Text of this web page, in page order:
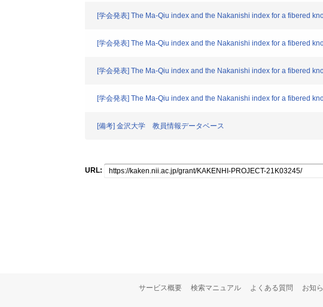
[学会発表] The Ma-Qiu index and the Nakanishi index for a fibered
[学会発表] The Ma-Qiu index and the Nakanishi index for a fibered
[学会発表] The Ma-Qiu index and the Nakanishi index for a fibered
[学会発表] The Ma-Qiu index and the Nakanishi index for a fibered
[備考] 金沢大学 教員情報データベース
URL:
サービス概要 検索マニュアル よくある質問 お知